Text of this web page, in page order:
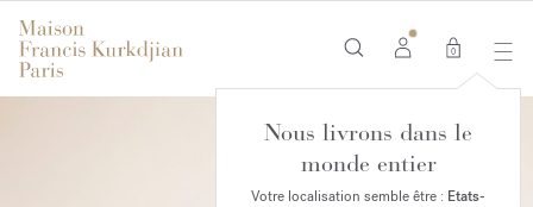
0
Nous livrons dans le
monde entier
Votre localisation semble être : Etats-